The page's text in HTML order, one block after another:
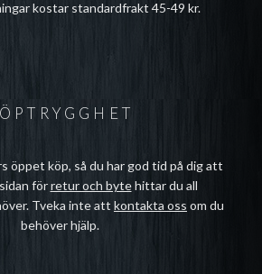
kostar standardfrakt 45-49 kr.
öppet köp, så du har god tid på dig att
förretur och bytehittar du all
Tveka inte att kontakta oss om du
behöver hjälp.